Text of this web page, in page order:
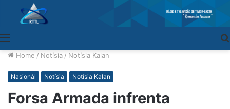
Home / Notísia / Notísia Kalan
Nasionál Notísia Notísia Kalan
Forsa Armada infrenta